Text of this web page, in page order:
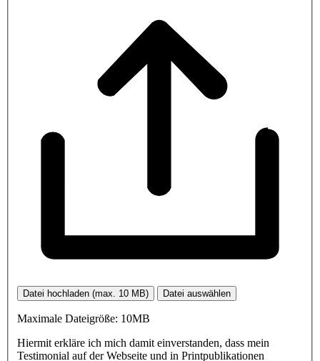
Datei hochladen (max. 10 MB) Datei auswählen
Maximale Dateigröße: 10MB
Hiermit erkläre ich mich damit einverstanden, dass mein
Testimonial auf der Webseite und in Printpublikationen